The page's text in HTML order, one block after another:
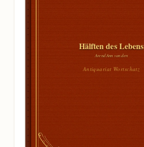
Hälften des Lebens
Arend Ann van den
Antiquariat Wortschatz